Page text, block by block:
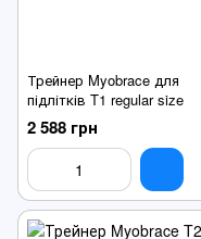
Трейнер Myobrace для
підлітків T1 regular size
2 588 грн